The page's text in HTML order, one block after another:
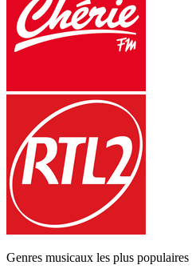
Genres musicaux les plus populaires